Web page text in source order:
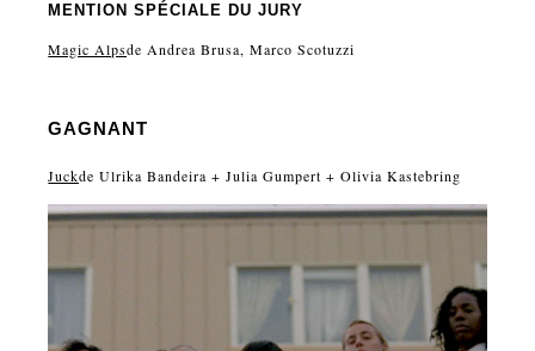
MENTION SPÉCIALE DU JURY
Magic Alpsde Andrea Brusa, Marco Scotuzzi
GAGNANT
Juckde Ulrika Bandeira + Julia Gumpert + Olivia Kastebring